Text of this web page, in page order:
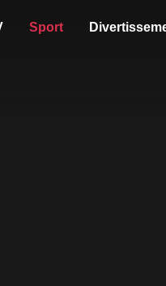
Sport